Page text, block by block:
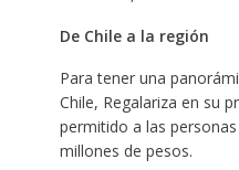
De Chile a la región
Para tener una
Chile, Regalariza en su
permitido a las
millones de pesos.